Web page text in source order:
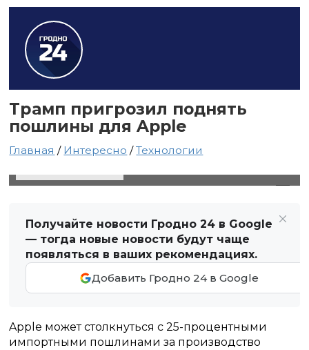
Трамп пригрозил поднять
пошлины для Apple
Главная / Интересно /Технологии
Получайте новости Гродно 24 в Google
— тогда новые новости будут чаще
появляться в ваших рекомендациях.
Добавить Гродно 24 в Google
Apple может столкнуться с 25-процентными
импортными пошлинами за производство